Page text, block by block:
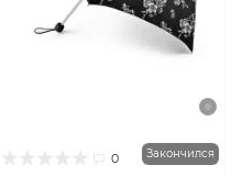
0 Закончился